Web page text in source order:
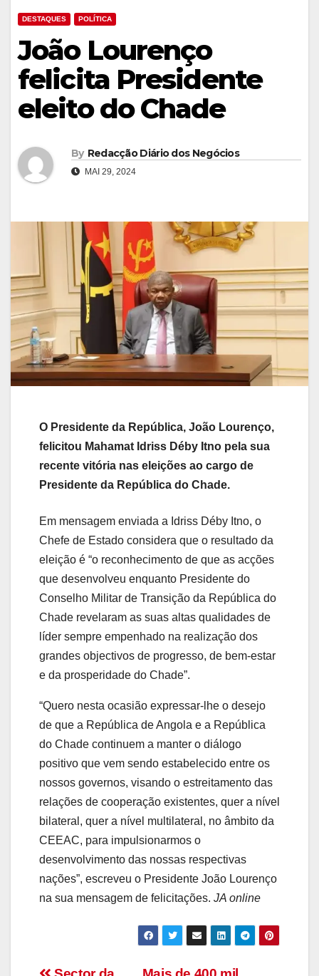
DESTAQUES POLÍTICA
João Lourenço
felicita Presidente
eleito do Chade
By Redacção Diário dos Negócios
MAI 29, 2024
O Presidente da República, João Lourenço,
felicitou Mahamat Idriss Déby Itno pela sua
recente vitória nas eleições ao cargo de
Presidente da República do Chade.
Em mensagem enviada a Idriss Déby Itno, o
Chefe de Estado considera que o resultado da
eleição é “o reconhecimento de que as acções
que desenvolveu enquanto Presidente do
Conselho Militar de Transição da República do
Chade revelaram as suas altas qualidades de
líder sempre empenhado na realização dos
grandes objectivos de progresso, de bem-estar
e da prosperidade do Chade”.
“Quero nesta ocasião expressar-lhe o desejo
de que a República de Angola e a República
do Chade continuem a manter o diálogo
positivo que vem sendo estabelecido entre os
nossos governos, visando o estreitamento das
relações de cooperação existentes, quer a nível
bilateral, quer a nível multilateral, no âmbito da
CEEAC, para impulsionarmos o
desenvolvimento das nossas respectivas
nações”, escreveu o Presidente João Lourenço
na sua mensagem de felicitações. JA online